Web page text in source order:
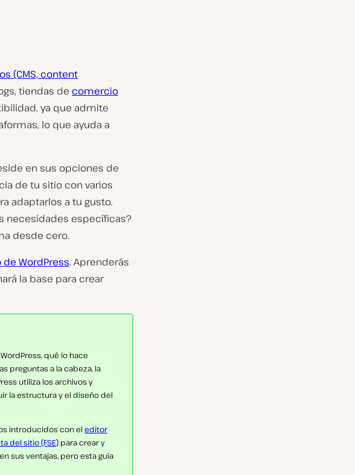
(CMS, content
tiendas de comercio
ya que admite
lo que ayuda a
en sus opciones de
de tu sitio con varios
adaptarlos a tu gusto.
necesidades específicas?
desde cero.
WordPress. Aprenderás
la base para crear
qué lo hace
preguntas a la cabeza, la
utiliza los archivos y
la estructura y el diseño del
introducidos con eleditor
del sitio (FSE) para crear y
sus ventajas, pero esta guía